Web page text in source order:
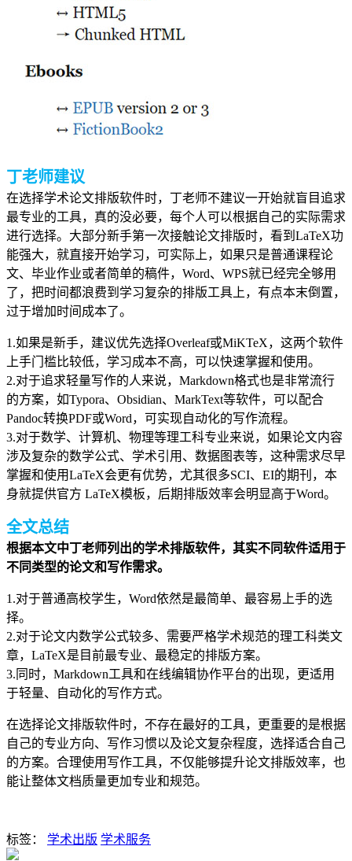
丁老师建议
在选择学术论文排版软件时，丁老师不建议一开始就盲目追求
最专业的工具，真的没必要，每个人可以根据自己的实际需求
进行选择。大部分新手第一次接触论文排版时，看到LaTeX功
能强大，就直接开始学习，可实际上，如果只是普通课程论
文、毕业作业或者简单的稿件，Word、WPS就已经完全够用
了，把时间都浪费到学习复杂的排版工具上，有点本末倒置，
过于增加时间成本了。
1.如果是新手，建议优先选择Overleaf或MiKTeX，这两个软件
上手门槛比较低，学习成本不高，可以快速掌握和使用。
2.对于追求轻量写作的人来说，Markdown格式也是非常流行
的方案，如Typora、Obsidian、MarkText等软件，可以配合
Pandoc转换PDF或Word，可实现自动化的写作流程。
3.对于数学、计算机、物理等理工科专业来说，如果论文内容
涉及复杂的数学公式、学术引用、数据图表等，这种需求尽早
掌握和使用LaTeX会更有优势，尤其很多SCI、EI的期刊，本
身就提供官方 LaTeX模板，后期排版效率会明显高于Word。
全文总结
根据本文中丁老师列出的学术排版软件，其实不同软件适用于
不同类型的论文和写作需求。
1.对于普通高校学生，Word依然是最简单、最容易上手的选
择。
2.对于论文内数学公式较多、需要严格学术规范的理工科类文
章，LaTeX是目前最专业、最稳定的排版方案。
3.同时，Markdown工具和在线编辑协作平台的出现，更适用
于轻量、自动化的写作方式。
在选择论文排版软件时，不存在最好的工具，更重要的是根据
自己的专业方向、写作习惯以及论文复杂程度，选择适合自己
的方案。合理使用写作工具，不仅能够提升论文排版效率，也
能让整体文档质量更加专业和规范。
标签： 学术出版 学术服务